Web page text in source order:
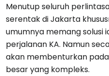
Menutup seluruh
serentak di Jakarta
umumnya memang solusi
perjalanan KA. Namun
akan membenturkan
besar yang kompleks.